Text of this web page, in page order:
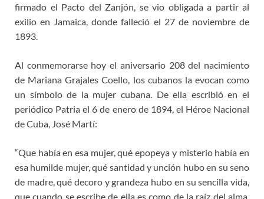
firmado el Pacto del Zanjón, se vio obligada a partir al
exilio en Jamaica, donde falleció el 27 de noviembre de
1893.
Al conmemorarse hoy el aniversario 208 del nacimiento
de Mariana Grajales Coello, los cubanos la evocan como
un símbolo de la mujer cubana. De ella escribió en el
periódico Patria el 6 de enero de 1894, el Héroe Nacional
de Cuba, José Martí:
“Que había en esa mujer, qué epopeya y misterio había en
esa humilde mujer, qué santidad y unción hubo en su seno
de madre, qué decoro y grandeza hubo en su sencilla vida,
que cuando se escribe de ella es como de la raíz del alma,